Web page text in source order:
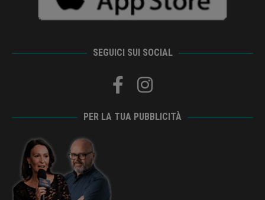
SEGUICI SUI SOCIAL
PER LA TUA PUBBLICITÀ